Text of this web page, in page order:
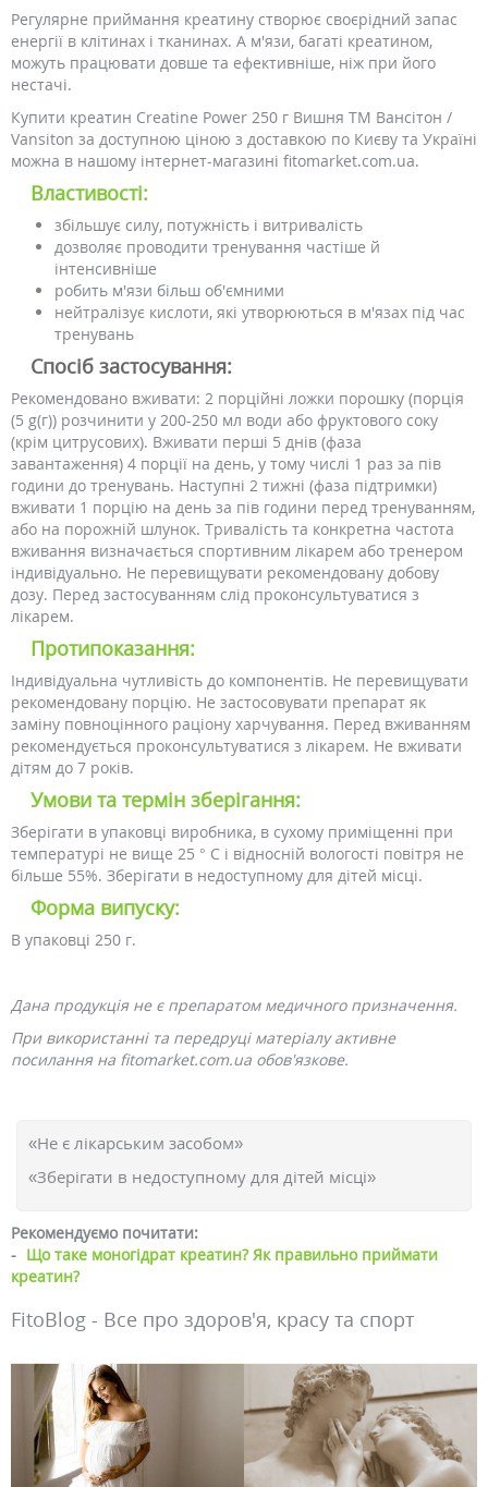
Регулярне приймання креатину створює своєрідний запас
енергії в клітинах і тканинах. А м'язи, багаті креатином,
можуть працювати довше та ефективніше, ніж при його
нестачі.
Купити креатин Creatine Power 250 г Вишня ТМ Вансітон /
Vansiton за доступною ціною з доставкою по Києву та Україні
можна в нашому інтернет-магазині fitomarket.com.ua.
Властивості:
збільшує силу, потужність і витривалість
дозволяє проводити тренування частіше й
інтенсивніше
робить м'язи більш об'ємними
нейтралізує кислоти, які утворюються в м'язах під час
тренувань
Спосіб застосування:
Рекомендовано вживати: 2 порційні ложки порошку (порція
(5 g(г)) розчинити у 200-250 мл води або фруктового соку
(крім цитрусових). Вживати перші 5 днів (фаза
завантаження) 4 порції на день, у тому числі 1 раз за пів
години до тренувань. Наступні 2 тижні (фаза підтримки)
вживати 1 порцію на день за пів години перед тренуванням,
або на порожній шлунок. Тривалість та конкретна частота
вживання визначається спортивним лікарем або тренером
індивідуально. Не перевищувати рекомендовану добову
дозу. Перед застосуванням слід проконсультуватися з
лікарем.
Протипоказання:
Індивідуальна чутливість до компонентів. Не перевищувати
рекомендовану порцію. Не застосовувати препарат як
заміну повноцінного раціону харчування. Перед вживанням
рекомендується проконсультуватися з лікарем. Не вживати
дітям до 7 років.
Умови та термін зберігання:
Зберігати в упаковці виробника, в сухому приміщенні при
температурі не вище 25 ° С і відносній вологості повітря не
більше 55%. Зберігати в недоступному для дітей місці.
Форма випуску:
В упаковці 250 г.
Дана продукція не є препаратом медичного призначення.
При використанні та передруці матеріалу активне
посилання на fitomarket.com.ua обов'язкове.
«Не є лікарським засобом»
«Зберігати в недоступному для дітей місці»
Рекомендуємо почитати:
- Що таке моногідрат креатин? Як правильно приймати
креатин?
FitoBlog - Все про здоров'я, красу та спорт